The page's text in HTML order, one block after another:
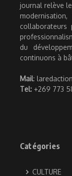
journal relève
collaborateurs
du
continuons à
Mail:
Tel: +269 773
Catégories
CULTURE